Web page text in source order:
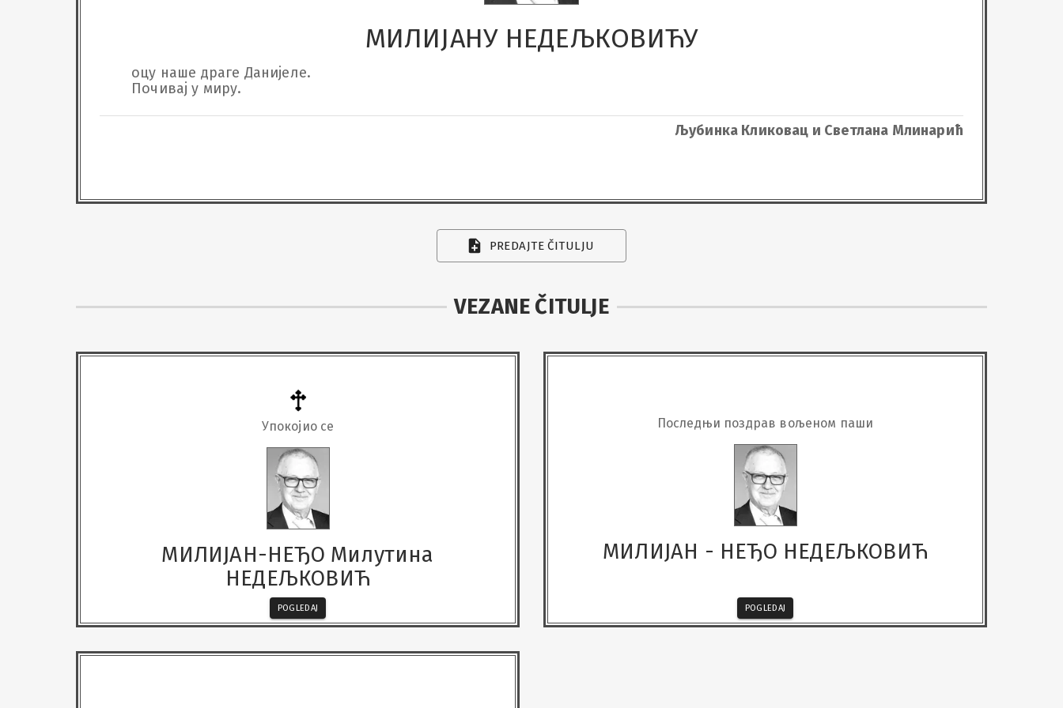
МИЛИЈАНУ НЕДЕЉКОВИЋУ
оцу наше драге Данијеле.
Почивај у миру.
Љубинка Кликовац и Светлана Млинарић
PREDAJTE ČITULJU
VEZANE ČITULJE
Упокојио се
МИЛИЈАН-НЕЂО Милутина
НЕДЕЉКОВИЋ
POGLEDAJ
Последњи поздрав вољеном паши
МИЛИЈАН - НЕЂО НЕДЕЉКОВИЋ
POGLEDAJ